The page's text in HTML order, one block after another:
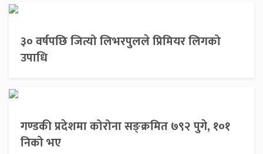
३० वर्षपछि जित्यो लिभरपुलले प्रिमियर लिगको
उपाधि
गण्डकी प्रदेशमा कोरोना सङ्क्रमित ७९२ पुगे, १०१
निको भए